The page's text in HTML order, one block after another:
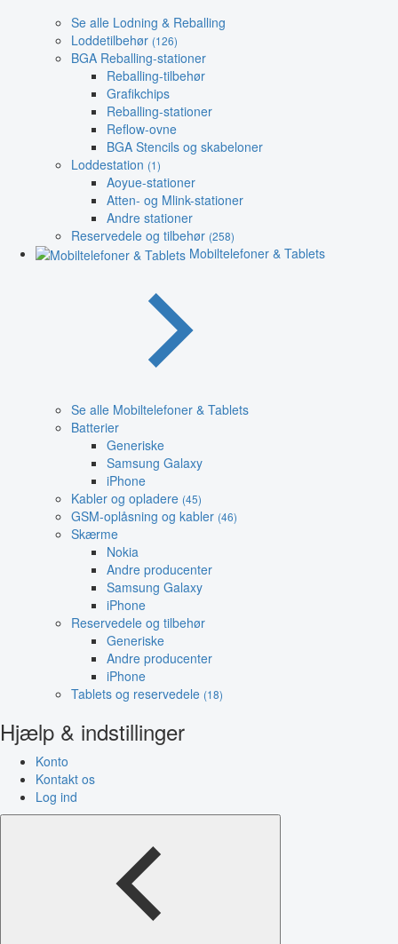
Se alle Lodning & Reballing
Loddetilbehør (126)
BGA Reballing-stationer
Reballing-tilbehør
Grafikchips
Reballing-stationer
Reflow-ovne
BGA Stencils og skabeloner
Loddestation (1)
Aoyue-stationer
Atten- og Mlink-stationer
Andre stationer
Reservedele og tilbehør (258)
Mobiltelefoner & Tablets
Se alle Mobiltelefoner & Tablets
Batterier
Generiske
Samsung Galaxy
iPhone
Kabler og opladere (45)
GSM-oplåsning og kabler (46)
Skærme
Nokia
Andre producenter
Samsung Galaxy
iPhone
Reservedele og tilbehør
Generiske
Andre producenter
iPhone
Tablets og reservedele (18)
Hjælp & indstillinger
Konto
Kontakt os
Log ind